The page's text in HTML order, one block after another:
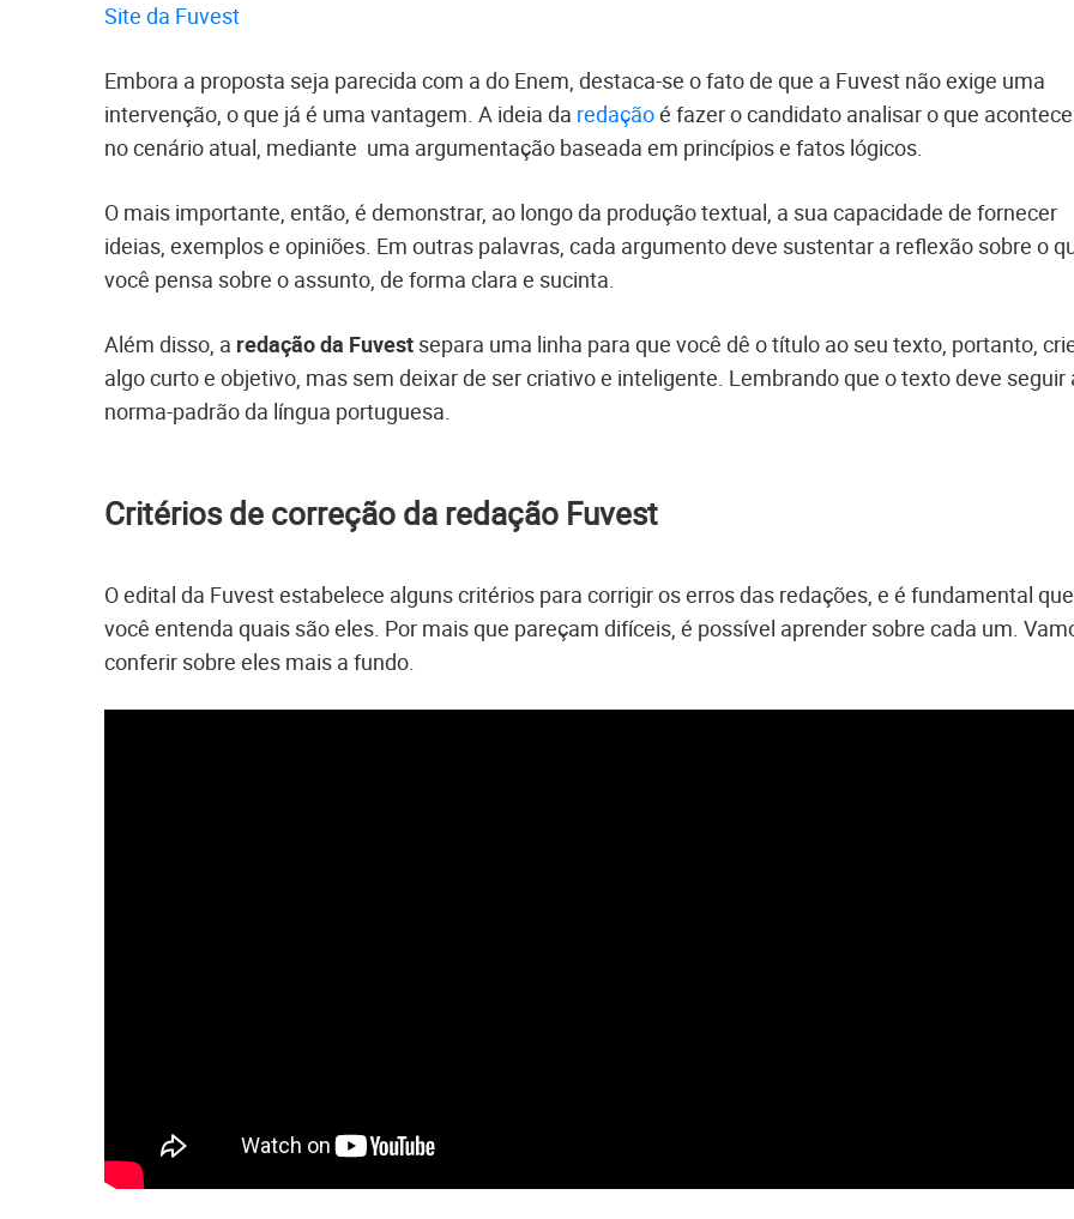
Site da Fuvest
Embora a proposta seja parecida com a do Enem, destaca-se o fato de que a Fuvest não exige uma
intervenção, o que já é uma vantagem. A ideia da redaçãoé fazer o candidato analisar o que acontece
no cenário atual, mediante uma argumentação baseada em princípios e fatos lógicos.
O mais importante, então, é demonstrar, ao longo da produção textual, a sua capacidade de fornecer
ideias, exemplos e opiniões. Em outras palavras, cada argumento deve sustentar a reflexão sobre o
você pensa sobre o assunto, de forma clara e sucinta.
Além disso, a redação da Fuvest separa uma linha para que você dê o título ao seu texto, portanto,
algo curto e objetivo, mas sem deixar de ser criativo e inteligente. Lembrando que o texto deve seguir
norma-padrão da língua portuguesa.
Critérios de correção da redação Fuvest
O edital da Fuvest estabelece alguns critérios para corrigir os erros das redações, e é fundamental que
você entenda quais são eles. Por mais que pareçam difíceis, é possível aprender sobre cada um.
conferir sobre eles mais a fundo.